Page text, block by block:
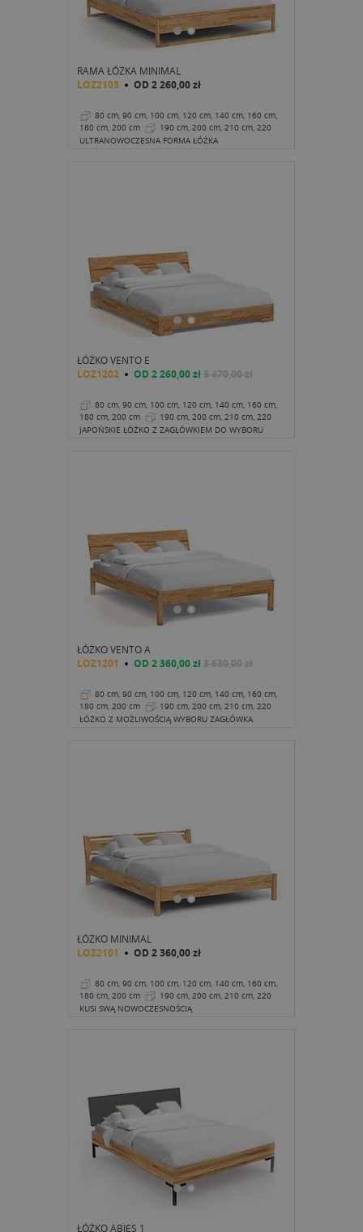
RAMA ŁÓŻKA MINIMAL
LOZ2103 OD 2 260,00 zł
80 cm, 90 cm, 100 cm, 120 cm, 140 cm, 160 cm,
180 cm, 200 cm
190 cm, 200 cm, 210 cm, 220
cm
32 cm
ULTRANOWOCZESNA FORMA ŁÓŻKA
ŁÓŻKO VENTO E
LOZ1202 OD 2 260,00 zł3 470,00 zł
80 cm, 90 cm, 100 cm, 120 cm, 140 cm, 160 cm,
180 cm, 200 cm
190 cm, 200 cm, 210 cm, 220
cm
22 cm
JAPOŃSKIE ŁÓŻKO Z ZAGŁÓWKIEM DO WYBORU
ŁÓŻKO VENTO A
LOZ1201 OD 2 360,00 zł3 630,00 zł
80 cm, 90 cm, 100 cm, 120 cm, 140 cm, 160 cm,
180 cm, 200 cm
190 cm, 200 cm, 210 cm, 220
cm
40 cm
ŁÓŻKO Z MOŻLIWOŚCIĄ WYBORU ZAGŁÓWKA
ŁÓŻKO MINIMAL
LOZ2101 OD 2 360,00 zł
80 cm, 90 cm, 100 cm, 120 cm, 140 cm, 160 cm,
180 cm, 200 cm
190 cm, 200 cm, 210 cm, 220
cm
32 cm
KUSI SWĄ NOWOCZESNOŚCIĄ
ŁÓŻKO ABIES 1